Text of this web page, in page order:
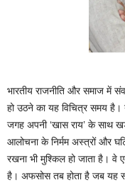
भारतीय राजनीति और समाज में
हो उठने का यह विचित्र समय
जगह अपनी ‘खास राय’ के साथ
आलोचना के निर्मम अस्त्रों और
रखना भी मुश्किल हो जाता है।
है। अफसोस तब होता है जब यह